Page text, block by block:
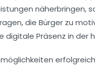
näherbringen,
die Bürger zu
digitale Präsenz in der